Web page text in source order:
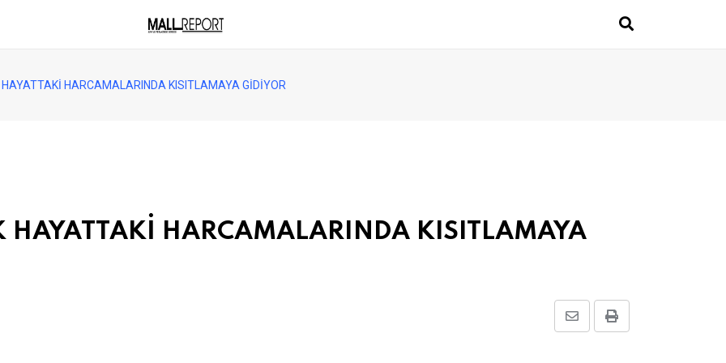
HAYATTAKİ HARCAMALARINDA KISITLAMAYA GİDİYOR
HAYATTAKİ HARCAMALARINDA KISITLAMAYA
Print
Share